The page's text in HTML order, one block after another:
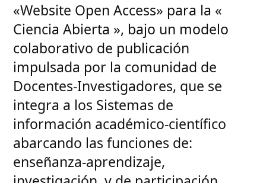
«Website Open Access» para la «
Ciencia Abierta », bajo un modelo
colaborativo de publicación
impulsada por la comunidad de
Docentes-Investigadores, que se
integra a los Sistemas de
información académico-científico
abarcando las funciones de:
enseñanza-aprendizaje,